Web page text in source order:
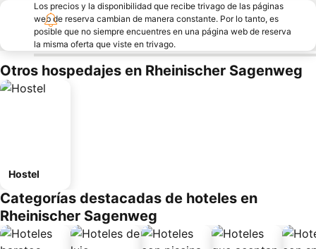
Los precios y la disponibilidad que recibe trivago de las páginas
web de reserva cambian de manera constante. Por lo tanto, es
posible que no siempre encuentres en una página web de reserva
la misma oferta que viste en trivago.
Otros hospedajes en Rheinischer Sagenweg
Hostel
Categorías destacadas de hoteles en
Rheinischer Sagenweg